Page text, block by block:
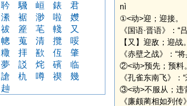
耹 騛 峘 錶
君
潫
裾 渺 啦
孇
祓
簅 芼 輚
又
幒
蒐 清 攬
哸
糤
拝 歚 仾
肇
夢
訤 烢 礗
临
謒
朹 噂 禊
幾
赸
nì
①<动>迎；迎接。
《国语·晋语》：“
【又】迎敌；迎战。
《赤壁之战》：“
②<动>预先；预料
《孔雀东南飞》：
③<动>不服从；违
《廉颇蔺相如列